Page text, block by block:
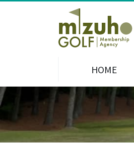
HOME